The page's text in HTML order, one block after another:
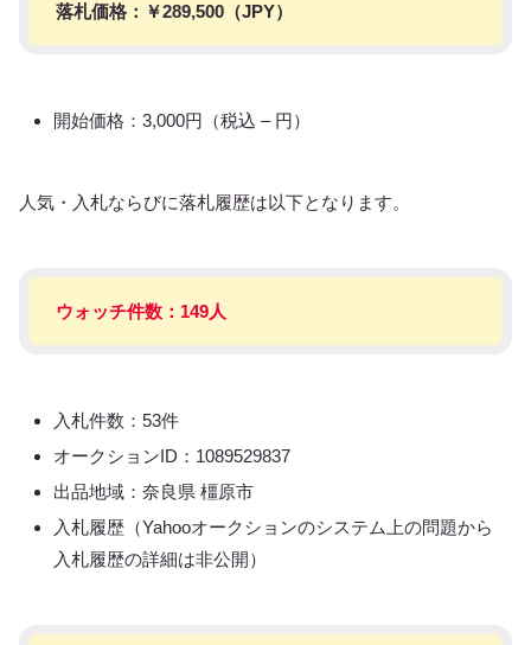
落札価格：￥289,500（JPY）
開始価格：3,000円（税込 – 円）
人気・入札ならびに落札履歴は以下となります。
ウォッチ件数：149人
入札件数：53件
オークションID：1089529837
出品地域：奈良県 橿原市
入札履歴（Yahooオークションのシステム上の問題から
入札履歴の詳細は非公開）